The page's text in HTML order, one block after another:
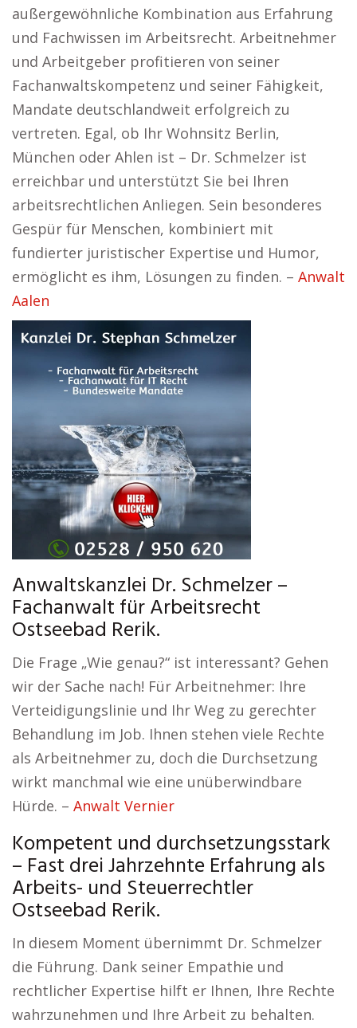
außergewöhnliche Kombination aus Erfahrung
und Fachwissen im Arbeitsrecht. Arbeitnehmer
und Arbeitgeber profitieren von seiner
Fachanwaltskompetenz und seiner Fähigkeit,
Mandate deutschlandweit erfolgreich zu
vertreten. Egal, ob Ihr Wohnsitz Berlin,
München oder Ahlen ist – Dr. Schmelzer ist
erreichbar und unterstützt Sie bei Ihren
arbeitsrechtlichen Anliegen. Sein besonderes
Gespür für Menschen, kombiniert mit
fundierter juristischer Expertise und Humor,
ermöglicht es ihm, Lösungen zu finden. – Anwalt
Aalen
Anwaltskanzlei Dr. Schmelzer –
Fachanwalt für Arbeitsrecht
Ostseebad Rerik.
Die Frage „Wie genau?“ ist interessant? Gehen
wir der Sache nach! Für Arbeitnehmer: Ihre
Verteidigungslinie und Ihr Weg zu gerechter
Behandlung im Job. Ihnen stehen viele Rechte
als Arbeitnehmer zu, doch die Durchsetzung
wirkt manchmal wie eine unüberwindbare
Hürde. – Anwalt Vernier
Kompetent und durchsetzungsstark
– Fast drei Jahrzehnte Erfahrung als
Arbeits- und Steuerrechtler
Ostseebad Rerik.
In diesem Moment übernimmt Dr. Schmelzer
die Führung. Dank seiner Empathie und
rechtlicher Expertise hilft er Ihnen, Ihre Rechte
wahrzunehmen und Ihre Arbeit zu behalten.